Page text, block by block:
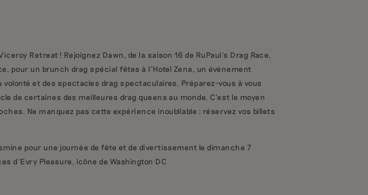
Retreat ! Rejoignez Dawn, de la saison 16 de RuPaul’s Drag Race,
pour un brunch drag spécial fêtes à l'Hotel Zena, un événement
et des spectacles drag spectaculaires. Préparez-vous à vous
de certaines des meilleures drag queens au monde. C’est le moyen
Ne manquez pas cette expérience inoubliable : réservez vos billets
pour une journée de fête et de divertissement le dimanche 7
d'Evry Pleasure, icône de Washington DC